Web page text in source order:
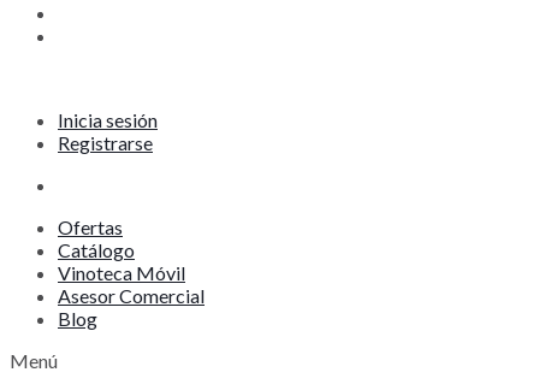
Inicia sesión
Registrarse
Ofertas
Catálogo
Vinoteca Móvil
Asesor Comercial
Blog
Menú